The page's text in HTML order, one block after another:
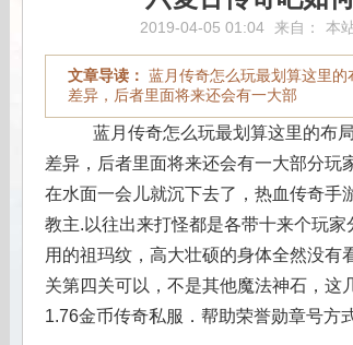
2019-04-05 01:04 来自： 本
文章导读： 蓝月传奇怎么玩最划算这里
差异，后者里面将来还会有一大部
蓝月传奇怎么玩最划算这里的布
差异，后者里面将来还会有一大部分
在水面一会儿就沉下去了，热血传奇手
教主.以往出来打怪都是各带十来个玩
用的祖玛纹，高大壮硕的身体全然没有
关第四关可以，不是其他魔法神石，
1.76金币传奇私服．帮助荣誉勋章号方